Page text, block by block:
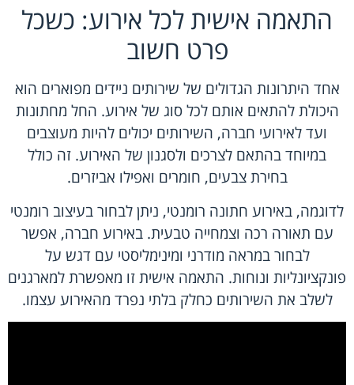
התאמה אישית לכל אירוע: כשכל
פרט חשוב
אחד היתרונות הגדולים של שירותים ניידים מפוארים הוא
היכולת להתאים אותם לכל סוג של אירוע. החל מחתונות
ועד לאירועי חברה, השירותים יכולים להיות מעוצבים
במיוחד בהתאם לצרכים ולסגנון של האירוע. זה כולל
בחירת צבעים, חומרים ואפילו אביזרים.
לדוגמה, באירוע חתונה רומנטי, ניתן לבחור בעיצוב רומנטי
עם תאורה רכה וצמחייה טבעית. באירוע חברה, אפשר
לבחור במראה מודרני ומינימליסטי עם דגש על
פונקציונליות ונוחות. התאמה אישית זו מאפשרת למארגנים
לשלב את השירותים כחלק בלתי נפרד מהאירוע עצמו.